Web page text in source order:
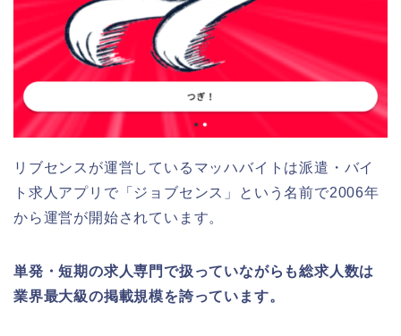
リブセンスが運営しているマッハバイトは派遣・バイ
ト求人アプリで「ジョブセンス」という名前で2006年
から運営が開始されています。
単発・短期の求人専門で扱っていながらも総求人数は
業界最大級の掲載規模を誇っています。